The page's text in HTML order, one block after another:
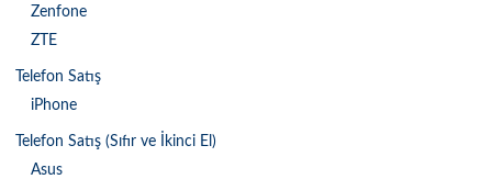
Zenfone
ZTE
Telefon Satış
iPhone
Telefon Satış (Sıfır ve İkinci El)
Asus